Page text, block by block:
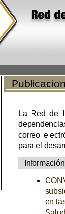
La Red de
correo
para el
Información
en